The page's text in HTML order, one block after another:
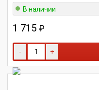
В наличии
1 715 ₽
- +